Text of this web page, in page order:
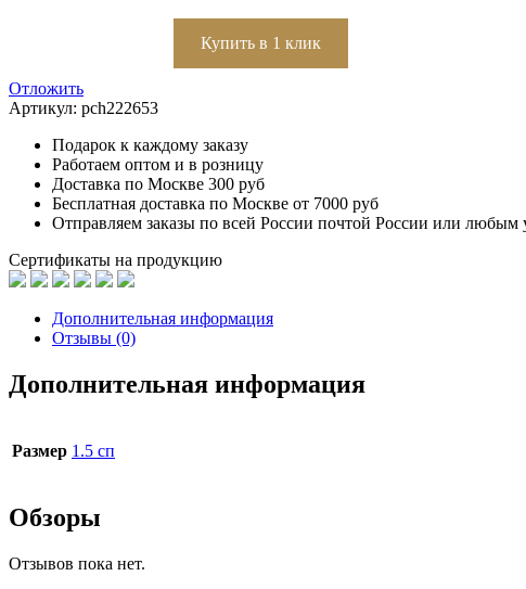
Купить в 1 клик
Отложить
Артикул: pch222653
Подарок к каждому заказу
Работаем оптом и в розницу
Доставка по Москве 300 руб
Бесплатная доставка по Москве от 7000 руб
Отправляем заказы по всей России почтой России или
Сертификаты на продукцию
Дополнительная информация
Отзывы (0)
Дополнительная информация
Размер 1.5 сп
Обзоры
Отзывов пока нет.